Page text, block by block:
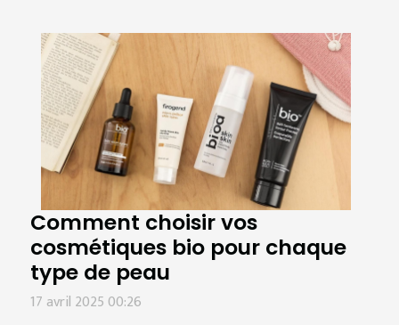
Comment choisir vos
cosmétiques bio pour chaque
type de peau
17 avril 2025 00:26